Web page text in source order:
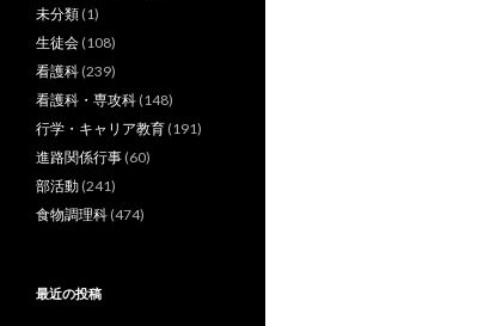
未分類 (1)
生徒会 (108)
看護科 (239)
看護科・専攻科 (148)
行学・キャリア教育 (191)
進路関係行事 (60)
部活動 (241)
食物調理科 (474)
最近の投稿